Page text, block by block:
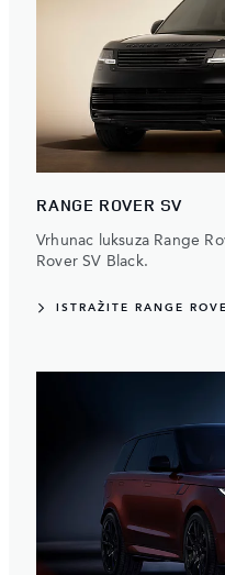
RANGE ROVER SV
Vrhunac luksuza Range
Rover SV Black.
ISTRAŽITE RANGE